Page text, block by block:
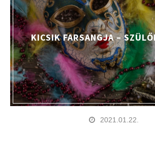
KICSIK FARSANGJA –
2021.01.22.